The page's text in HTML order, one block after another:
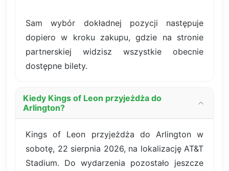
Sam wybór dokładnej pozycji następuje
dopiero w kroku zakupu, gdzie na stronie
partnerskiej widzisz wszystkie obecnie
dostępne bilety.
Kiedy Kings of Leon przyjeżdża do
Arlington?
Kings of Leon przyjeżdża do Arlington w
sobotę, 22 sierpnia 2026, na lokalizację AT&T
Stadium. Do wydarzenia pozostało jeszcze